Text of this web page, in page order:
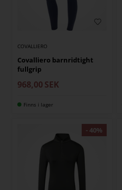
COVALLIERO
Covalliero barnridtight
fullgrip
968,00 SEK
Finns i lager